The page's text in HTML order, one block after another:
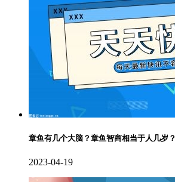
章鱼有几个大脑？章鱼智商相当于人几岁？
2023-04-19